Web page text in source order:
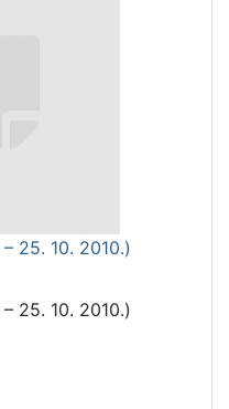
25. 10. 2010.)
25. 10. 2010.)